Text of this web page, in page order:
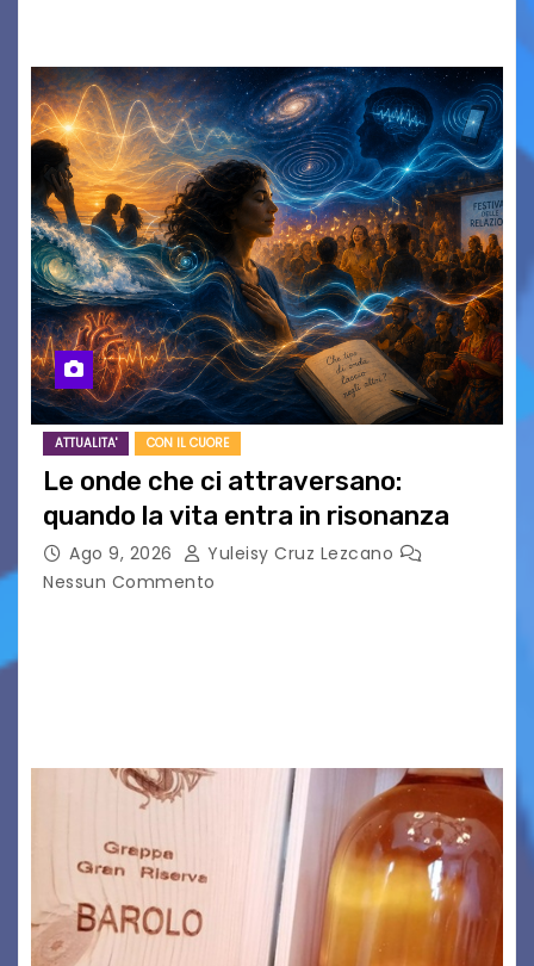
ATTUALITA' CON IL CUORE
Le onde che ci attraversano:
quando la vita entra in risonanza
Ago 9, 2026
Yuleisy Cruz Lezcano
Nessun Commento